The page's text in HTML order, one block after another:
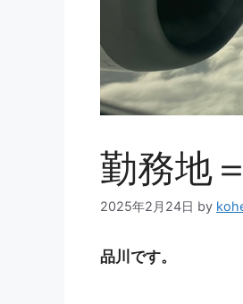
勤務地
2025年2月24日 by
品川です。